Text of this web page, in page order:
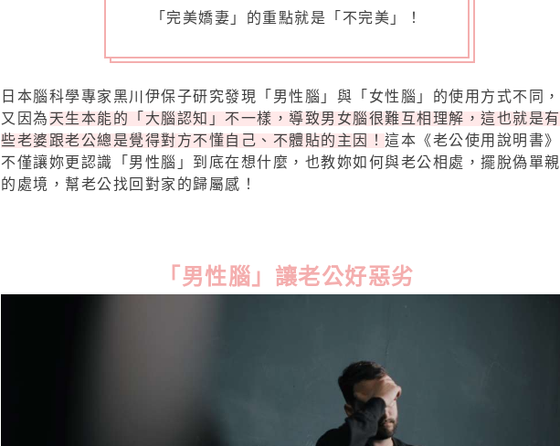
「完美嬌妻」的重點就是「不完美」！
日本腦科學專家黑川伊保子研究發現「男性腦」與「女性腦」的使用方式不同，
又因為 天生本能的「大腦認知」不一樣，導致男女腦很難互相理解，這也就是有
些老婆跟老公總是覺得對方不懂自己、不體貼的主因！ 這本《老公使用說明書》
不僅讓妳更認識「男性腦」到底在想什麼，也教妳如何與老公相處，擺脫偽單親
的處境，幫老公找回對家的歸屬感！
「男性腦」讓老公好惡劣